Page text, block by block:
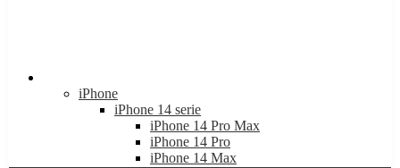
iPhone
iPhone 14 serie
iPhone 14 Pro Max
iPhone 14 Pro
iPhone 14 Max